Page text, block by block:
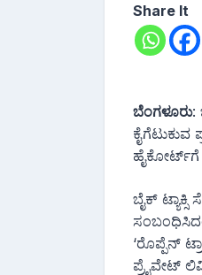
Share It
ಬೆಂಗಳೂರು:
ಹೈಕೋರ್ಟ್‌ಗೆ
ಬೈಕ್
‘ರೊಪ್ಪೆನ್‌
ಪ್ರೈವೇಟ್